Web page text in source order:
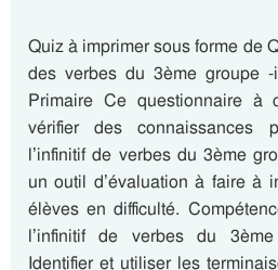
Quiz à imprimer sous forme de
des verbes du 3ème groupe
Primaire Ce questionnaire à
vérifier des connaissances
l’infinitif de verbes du 3ème
un outil d’évaluation à faire à
élèves en difficulté.
l’infinitif de verbes du
Identifier et utiliser les